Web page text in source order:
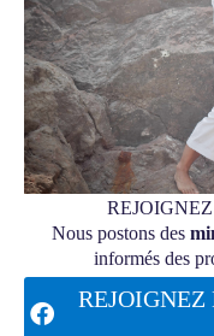
Nous postons des
informés des